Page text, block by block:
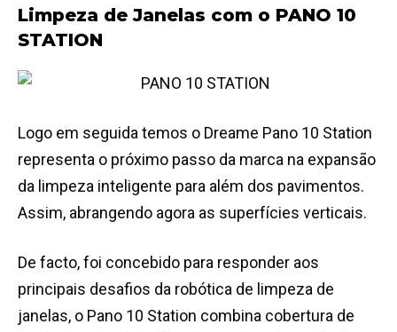
Limpeza de Janelas com o PANO 10
STATION
Logo em seguida temos o Dreame Pano 10 Station
representa o próximo passo da marca na expansão
da limpeza inteligente para além dos pavimentos.
Assim, abrangendo agora as superfícies verticais.
De facto, foi concebido para responder aos
principais desafios da robótica de limpeza de
janelas, o Pano 10 Station combina cobertura de